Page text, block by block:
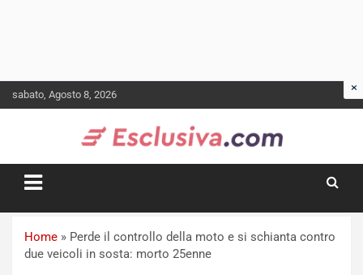
to
sabato, Agosto 8, 2026
Home » Perde il controllo della moto e si schianta contro
due veicoli in sosta: morto 25enne